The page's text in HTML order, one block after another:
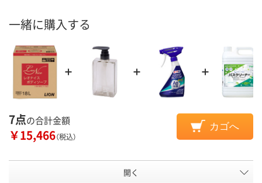
一緒に購入する
7点の合計金額
￥15,466（税込）
カゴへ
開く